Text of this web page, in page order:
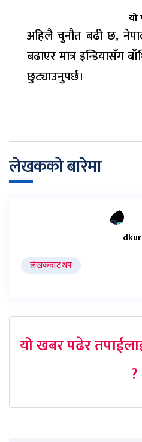
यो
अहिलै चुनौत बढी छ,
बढाएर मात्र इन्डियासँग
छुट्याउनुपर्छ।
लेखकको बारेमा
लेखकबाट थप
यो खबर पढेर
?